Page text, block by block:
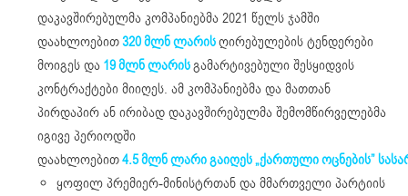
დაკავშირებულმა კომპანიებმა 2021 წელს ჯამში
დაახლოებით320მლნლარისღირებულების ტენდერები
მოიგეს და 19მლნლარისგამარტივებული შესყიდვის
კონტრაქტები მიიღეს. ამ კომპანიებმა და მათთან
პირდაპირ ან ირიბად დაკავშირებულმა შემომწირველებმა
იგივე პერიოდში
დაახლოებით4.5მლნლარიგაიღეს„ქართულიოცნების”
ყოფილ პრემიერ-მინისტრთან და მმართველი პარტიის